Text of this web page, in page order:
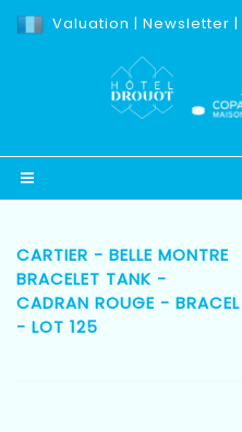
Valuation | Newsletter |
CARTIER - BELLE MONTRE
BRACELET TANK -
CADRAN ROUGE - BRACEL
- LOT 125